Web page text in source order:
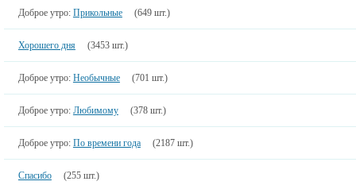
Доброе утро: Прикольные (649 шт.)
Хорошего дня (3453 шт.)
Доброе утро: Необычные (701 шт.)
Доброе утро: Любимому (378 шт.)
Доброе утро: По времени года (2187 шт.)
Спасибо (255 шт.)